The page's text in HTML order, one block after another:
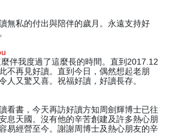
無私的付出與陪伴的歲月。永遠支持好
伴我度過了這麼長的時間。直到2017.12
不再見好讀。直到今日，偶然想起老朋
人又驚又喜。祝福好讀，好讀長存。
看書，今天再訪好讀方知周劍輝博士已往
息天國。沒有他的辛苦創建及許多熱心朋
易經營至今。謝謝周博士及熱心朋友的辛